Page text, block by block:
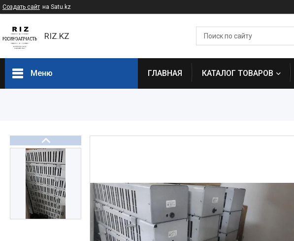
Создать сайт на Satu.kz
RIZ.KZ
Меню ГЛАВНАЯ КАТАЛОГ ТОВАРОВ